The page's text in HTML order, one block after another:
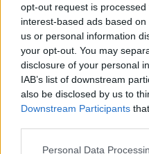
opt-out request is
interest-based ads based
us or personal information
your opt-out. You may
disclosure of your personal
IAB’s list of downstream
also be disclosed by us to
Downstream Participants
Personal Data
Κ.Μητσοτάκης: Πάνω από 160
εκατ. ευρώ για την
αναβάθμιση του ΟΑΚΑ –
Στόχος ένας σύγχρονος χώρος
αθλητισμού, πρασίνου και
αναψυχής